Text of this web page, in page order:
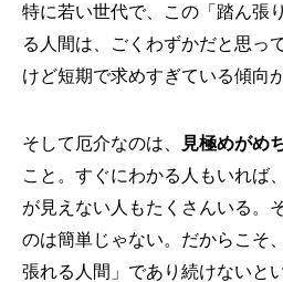
特に若い世代で、この「踏ん張
る人間は、ごくわずかだと思っ
けど短期で求めすぎている傾向
そして厄介なのは、 見極めがめ
こと。すぐにわかる人もいれば
が見えない人もたくさんいる。
のは簡単じゃない。だからこそ
張れる人間」であり続けないと